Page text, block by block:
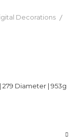
Decorations
279 Diameter | 953g